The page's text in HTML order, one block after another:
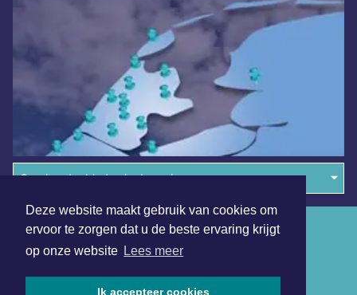
Deze website maakt gebruik van cookies om
ervoor te zorgen dat u de beste ervaring krijgt
op onze website Lees meer
Ik accepteer cookies
Overige dagbladen in de regio
Algemene voorwaarden
Disclaimer